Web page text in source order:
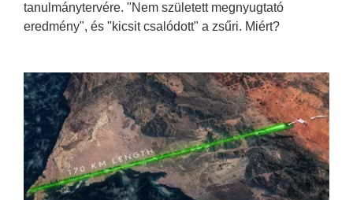
tanulmánytervére. "Nem született megnyugtató
eredmény", és "kicsit csalódott" a zsűri. Miért?